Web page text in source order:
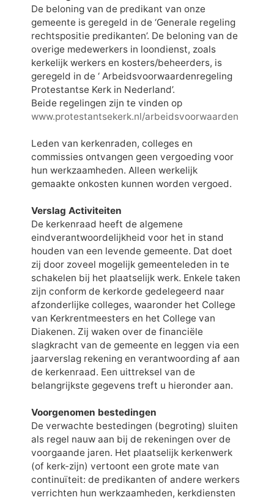
De beloning van de predikant van onze
gemeente is geregeld in de ‘Generale regeling
rechtspositie predikanten’. De beloning van de
overige medewerkers in loondienst, zoals
kerkelijk werkers en kosters/beheerders, is
geregeld in de ‘ Arbeidsvoorwaardenregeling
Protestantse Kerk in Nederland’.
Beide regelingen zijn te vinden op
www.protestantsekerk.nl/arbeidsvoorwaarden
Leden van kerkenraden, colleges en
commissies ontvangen geen vergoeding voor
hun werkzaamheden. Alleen werkelijk
gemaakte onkosten kunnen worden vergoed.
Verslag Activiteiten
De kerkenraad heeft de algemene
eindverantwoordelijkheid voor het in stand
houden van een levende gemeente. Dat doet
zij door zoveel mogelijk gemeenteleden in te
schakelen bij het plaatselijk werk. Enkele taken
zijn conform de kerkorde gedelegeerd naar
afzonderlijke colleges, waaronder het College
van Kerkrentmeesters en het College van
Diakenen. Zij waken over de financiële
slagkracht van de gemeente en leggen via een
jaarverslag rekening en verantwoording af aan
de kerkenraad. Een uittreksel van de
belangrijkste gegevens treft u hieronder aan.
Voorgenomen bestedingen
De verwachte bestedingen (begroting) sluiten
als regel nauw aan bij de rekeningen over de
voorgaande jaren. Het plaatselijk kerkenwerk
(of kerk-zijn) vertoont een grote mate van
continuïteit: de predikanten of andere werkers
verrichten hun werkzaamheden, kerkdiensten